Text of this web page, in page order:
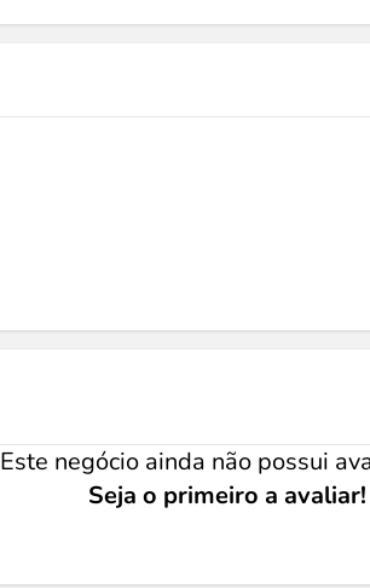
Este negócio ainda não possui
Seja o primeiro a avaliar!